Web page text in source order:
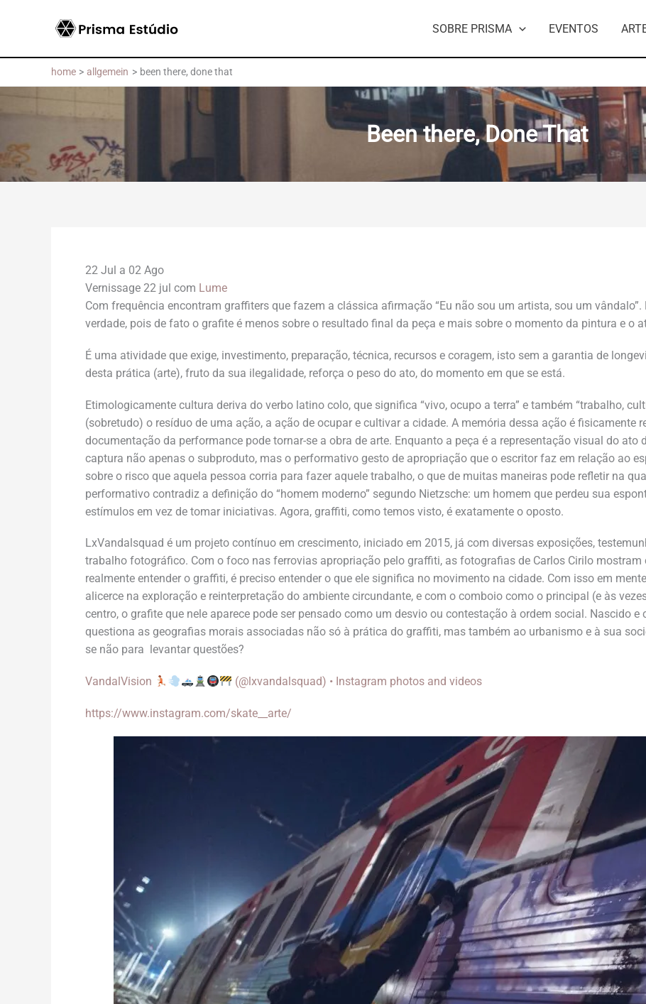
SOBRE PRISMA EVENTOS
home allgemein been there, done that
Been there, Done That
22 Jul a 02 Ago
Vernissage 22 jul com Lume
Com frequência encontram graffiters que fazem a clássica afirmação “Eu não sou um artista, sou um
verdade, pois de fato o grafite é menos sobre o resultado final da peça e mais sobre o momento da pintura e o
É uma atividade que exige, investimento, preparação, técnica, recursos e coragem, isto sem a garantia de
desta prática (arte), fruto da sua ilegalidade, reforça o peso do ato, do momento em que se está.
Etimologicamente cultura deriva do verbo latino colo, que significa “vivo, ocupo a terra” e também “trabalho,
(sobretudo) o resíduo de uma ação, a ação de ocupar e cultivar a cidade. A memória dessa ação é fisicamente
documentação da performance pode tornar-se a obra de arte. Enquanto a peça é a representação visual do
captura não apenas o subproduto, mas o performativo gesto de apropriação que o escritor faz em relação ao
sobre o risco que aquela pessoa corria para fazer aquele trabalho, o que de muitas maneiras pode refletir na
performativo contradiz a definição do “homem moderno” segundo Nietzsche: um homem que perdeu sua
estímulos em vez de tomar iniciativas. Agora, graffiti, como temos visto, é exatamente o oposto.
LxVandalsquad é um projeto contínuo em crescimento, iniciado em 2015, já com diversas exposições,
trabalho fotográfico. Com o foco nas ferrovias apropriação pelo graffiti, as fotografias de Carlos Cirilo mostram
realmente entender o graffiti, é preciso entender o que ele significa no movimento na cidade. Com isso em
alicerce na exploração e reinterpretação do ambiente circundante, e com o comboio como o principal (e às
centro, o grafite que nele aparece pode ser pensado como um desvio ou contestação à ordem social. Nascido
questiona as geografias morais associadas não só à prática do graffiti, mas também ao urbanismo e à sua
se não para levantar questões?
VandalVision (@lxvandalsquad) • Instagram photos and videos
https://www.instagram.com/skate__arte/